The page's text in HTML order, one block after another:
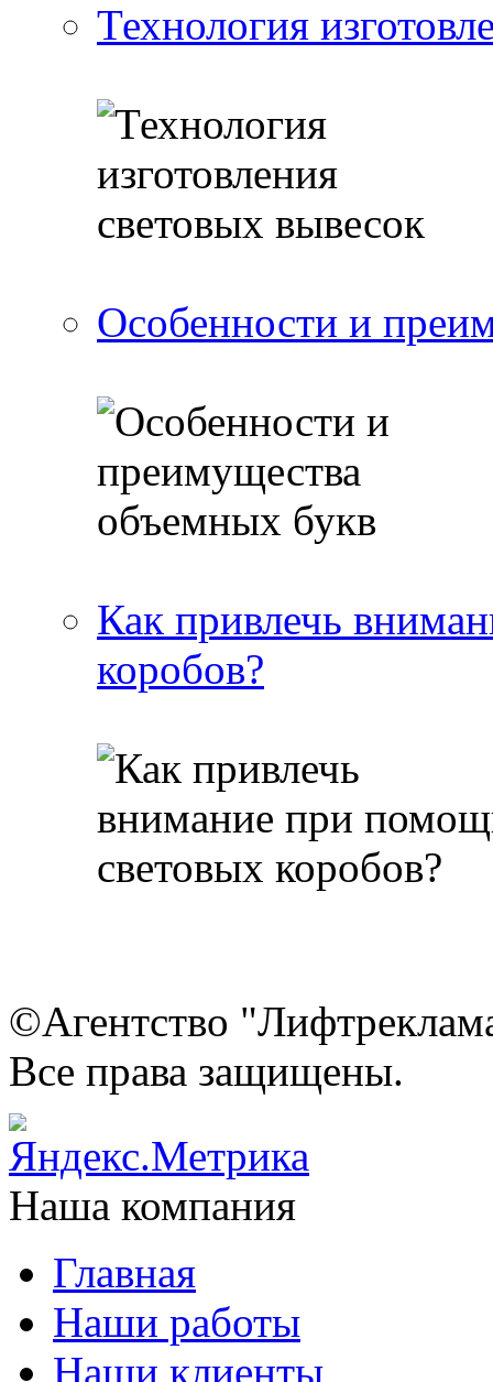
Технология
Особенности и
Как привлечь
коробов?
©Агентство
Все права защищены.
Наша компания
Главная
Наши работы
Наши клиенты